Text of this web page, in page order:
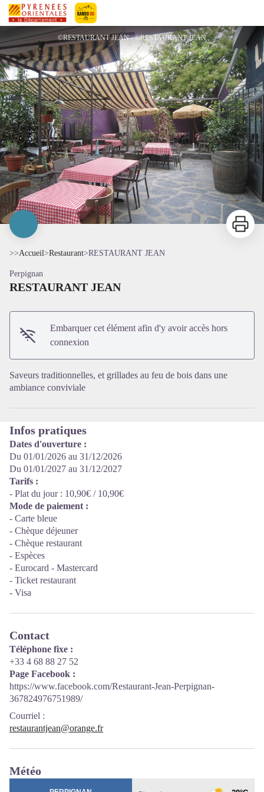
Pyrénées-Orientales Le Département
RESTAURANT JEAN
©RESTAURANT JEAN - ©RESTAURANT JEAN
Voir l'image en plein écran
Imprimer
>>Accueil>Restaurant>RESTAURANT JEAN
Perpignan
RESTAURANT JEAN
Embarquer cet élément afin d'y avoir accès hors
connexion
Saveurs traditionnelles, et grillades au feu de bois dans une
ambiance conviviale
Infos pratiques
Dates d'ouverture :
Du 01/01/2026 au 31/12/2026
Du 01/01/2027 au 31/12/2027
Tarifs :
- Plat du jour : 10,90€ / 10,90€
Mode de paiement :
- Carte bleue
- Chèque déjeuner
- Chèque restaurant
- Espèces
- Eurocard - Mastercard
- Ticket restaurant
- Visa
Contact
Téléphone fixe :
+33 4 68 88 27 52
Page Facebook :
https://www.facebook.com/Restaurant-Jean-Perpignan-
367824976751989/
Courriel :
restaurantjean@orange.fr
Météo